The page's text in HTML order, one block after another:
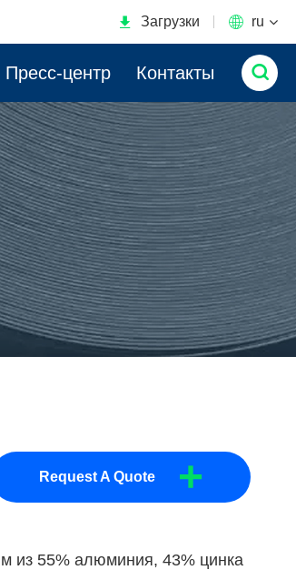
 Загрузки  ru
Пресс-центр Контакты 
Request A Quote +
из 55% алюминия, 43% цинка